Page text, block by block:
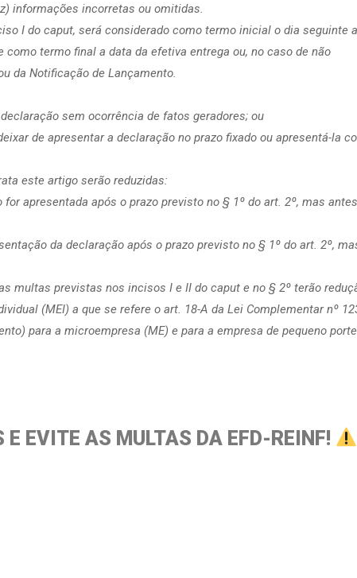
informações incorretas ou omitidas.
I do caput, será considerado como termo inicial o dia seguinte
termo final a data da efetiva entrega ou, no caso de não
da Notificação de Lançamento.
sem ocorrência de fatos geradores; ou
de apresentar a declaração no prazo fixado ou apresentá-la
este artigo serão reduzidas:
apresentada após o prazo previsto no § 1º do art. 2º, mas
da declaração após o prazo previsto no § 1º do art. 2º,
multas previstas nos incisos I e II do caput e no § 2º terão
(MEI) a que se refere o art. 18-A da Lei Complementar nº
para a microempresa (ME) e para a empresa de pequeno porte
EVITE AS MULTAS DA EFD-REINF!